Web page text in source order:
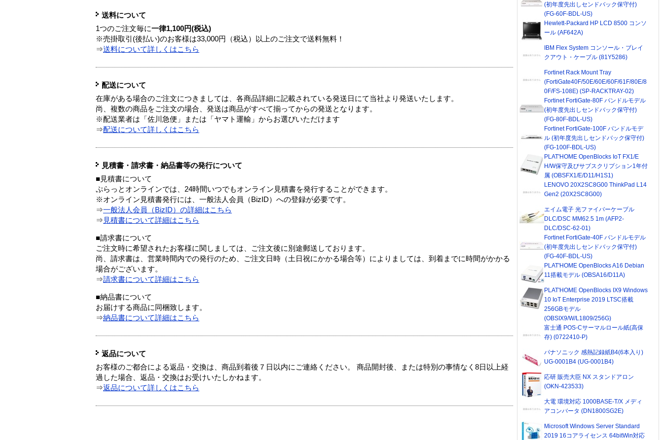
送料について
1つのご注文毎に一律1,100円(税込)
※売掛取引(後払い)のお客様は33,000円（税込）以上のご注文で送料無料！
⇒送料について詳しくはこちら
配送について
在庫がある場合のご注文につきましては、各商品詳細に記載されている発送日にて当社より発送いたします。
尚、複数の商品をご注文の場合、発送は商品がすべて揃ってからの発送となります。
※配送業者は「佐川急便」または「ヤマト運輸」からお選びいただけます
⇒配送について詳しくはこちら
見積書・請求書・納品書等の発行について
■見積書について
ぷらっとオンラインでは、24時間いつでもオンライン見積書を発行することができます。
※オンライン見積書発行には、一般法人会員（BizID）への登録が必要です。
⇒一般法人会員（BizID）の詳細はこちら
⇒ 見積書について詳細はこちら
■請求書について
ご注文時に希望されたお客様に関しましては、ご注文後に別途郵送しております。
尚、請求書は、営業時間内での発行のため、ご注文日時（土日祝にかかる場合等）によりましては、到着までに時間がかかる
場合がございます。
⇒請求書について詳細はこちら
■納品書について
お届けする商品に同梱致します。
⇒納品書について詳細はこちら
返品について
お客様のご都合による返品・交換は、商品到着後７日以内にご連絡ください。 商品開封後、または特別の事情なく8日以上経
過した場合、返品・交換はお受けいたしかねます。
⇒返品について詳しくはこちら
(初年度先出しセンドバック保守付)
(FG-60F-BDL-US)
Hewlett-Packard HP LCD 8500 コンソ
ール (AF642A)
IBM Flex System コンソール・ブレイ
クアウト・ケーブル (81Y5286)
Fortinet Rack Mount Tray
(FortiGate40F/50E/60E/60F/61F/80E/8
0F/FS-108E) (SP-RACKTRAY-02)
Fortinet FortiGate-80F バンドルモデル
(初年度先出しセンドバック保守付)
(FG-80F-BDL-US)
Fortinet FortiGate-100F バンドルモデ
ル (初年度先出しセンドバック保守付)
(FG-100F-BDL-US)
PLAT'HOME OpenBlocks IoT FX1/E
H/W保守及びサブスクリプション1年付
属 (OBSFX1/E/D11/H1S1)
LENOVO 20X2SC8G00 ThinkPad L14
Gen2 (20X2SC8G00)
エイム電子 光ファイバーケーブル
DLC/DSC MM62.5 1m (AFP2-
DLC/DSC-62-01)
Fortinet FortiGate-40F バンドルモデル
(初年度先出しセンドバック保守付)
(FG-40F-BDL-US)
PLAT'HOME OpenBlocks A16 Debian
11搭載モデル (OBSA16/D11A)
PLAT'HOME OpenBlocks IX9 Windows
10 IoT Enterprise 2019 LTSC搭載
256GBモデル
(OBSIX9/W/L1809/256G)
富士通 POS-Cサーマルロール紙(高保
存) (0722410-P)
パナソニック 感熱記録紙B4(6本入り)
UG-0001B4 (UG-0001B4)
応研 販売大臣 NX スタンドアロン
(OKN-423533)
大電 環境対応 1000BASE-T/X メディ
アコンバータ (DN1800SG2E)
Microsoft Windows Server Standard
2019 16コアライセンス 64bitWin対応